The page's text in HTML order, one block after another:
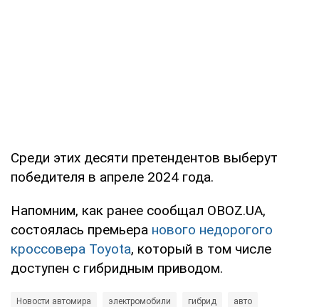
Среди этих десяти претендентов выберут
победителя в апреле 2024 года.
Напомним, как ранее сообщал OBOZ.UA,
состоялась премьера нового недорогого
кроссовера Toyota, который в том числе
доступен с гибридным приводом.
Новости автомира электромобили гибрид авто